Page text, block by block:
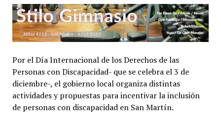
Por el Día Internacional de los Derechos de las
Personas con Discapacidad- que se celebra el 3 de
diciembre-, el gobierno local organiza distintas
actividades y propuestas para incentivar la inclusión
de personas con discapacidad en San Martín.